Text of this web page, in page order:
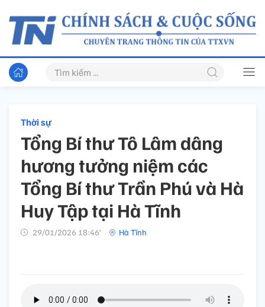
Thời sự
Tổng Bí thư Tô Lâm dâng
hương tưởng niệm các
Tổng Bí thư Trần Phú và Hà
Huy Tập tại Hà Tĩnh
29/01/2026 18:46’ Hà Tĩnh